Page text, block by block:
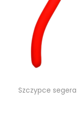
Szczypce